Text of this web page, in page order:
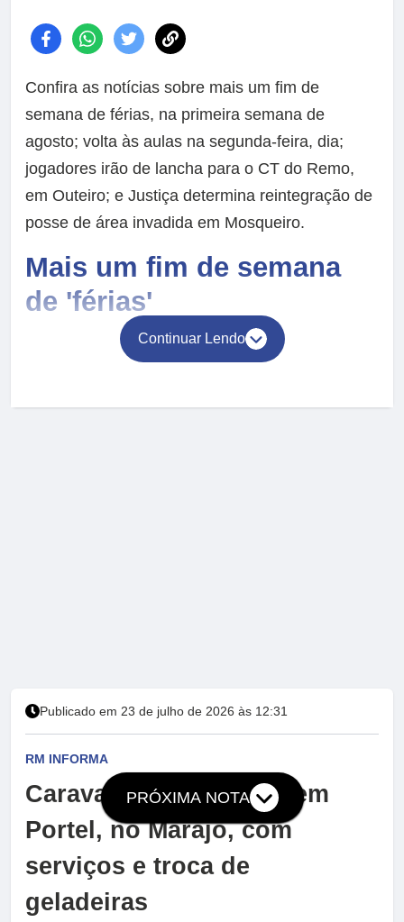
Confira as notícias sobre mais um fim de
semana de férias, na primeira semana de
agosto; volta às aulas na segunda-feira, dia;
jogadores irão de lancha para o CT do Remo,
em Outeiro; e Justiça determina reintegração de
posse de área invadida em Mosqueiro.
Mais um fim de semana
de 'férias'
Continuar Lendo
Publicado em 23 de julho de 2026 às 12:31
RM INFORMA
Caravana desembarca em
Portel, no Marajó, com
serviços e troca de
geladeiras
PRÓXIMA NOTA